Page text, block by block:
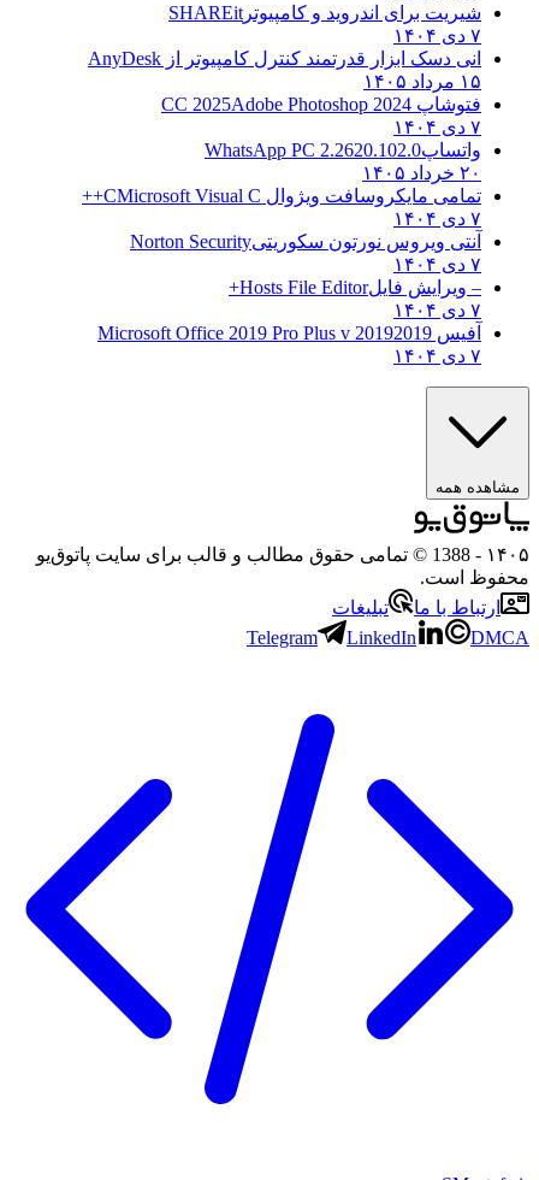
شیریت برای اندروید و کامپیوتر SHAREit
۷ دی ۱۴۰۴
انی دسک ابزار قدرتمند کنترل کامپیوتر از AnyDesk
۱۵ مرداد ۱۴۰۵
فتوشاپ CC 2025 Adobe Photoshop 2024
۷ دی ۱۴۰۴
واتساپWhatsApp PC 2.2620.102.0
۲۰ خرداد ۱۴۰۵
تمامی مایکروسافت ویژوال C Microsoft Visual C++
۷ دی ۱۴۰۴
آنتی ویروس نورتون سکوریتیNorton Security
۷ دی ۱۴۰۴
– ویرایش فایلHosts File Editor+
۷ دی ۱۴۰۴
آفیس 2019 2019 Microsoft Office 2019 Pro Plus v
۷ دی ۱۴۰۴
مشاهده همه
۱۴۰۵
- 1388 © تمامی حقوق مطالب و قالب برای سایت پاتوق‌یو
محفوظ است.
ارتباط با ما
تبلیغات
Telegram
LinkedIn DMCA